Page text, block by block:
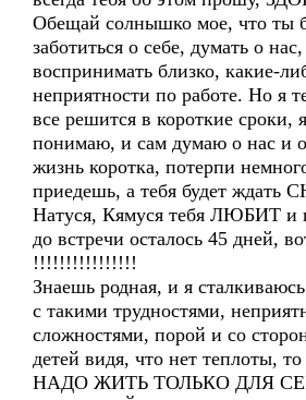
Обещай солнышко мое, что ты
заботиться о себе, думать о
воспринимать близко, какие-
неприятности по работе. Но я
все решится в короткие сроки,
понимаю, и сам думаю о нас и
жизнь коротка, потерпи
приедешь, а тебя будет
Натуся, Кямуся тебя ЛЮБИТ и
до встречи осталось 45 дней,
!!!!!!!!!!!!!!!!
Знаешь родная, и я
с такими трудностями,
сложностями, порой и со
детей видя, что нет теплоты,
НАДО ЖИТЬ ТОЛЬКО ДЛЯ